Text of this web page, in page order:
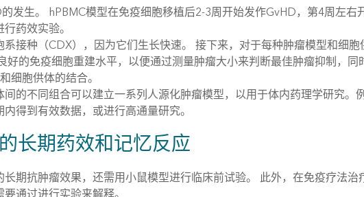
发生。 hPBMC模型在免疫细胞移植后2-3周开始发作GvHD，第4周左右
药效实验。
接种（CDX），因为它们生长快速。 接下来，对于每种肿瘤模型和细
好的免疫细胞重建水平，以便通过测量肿瘤大小来判断最佳肿瘤抑制，
细胞供体的结合。
的不同组合可以建立一系列人源化肿瘤模型，以用于体内药理学研究。
得到有效数据，或进行高通量研究。
长期药效和记忆反应
期抗肿瘤效果，还需用小鼠模型进行临床前试验。 此外，在免疫疗法